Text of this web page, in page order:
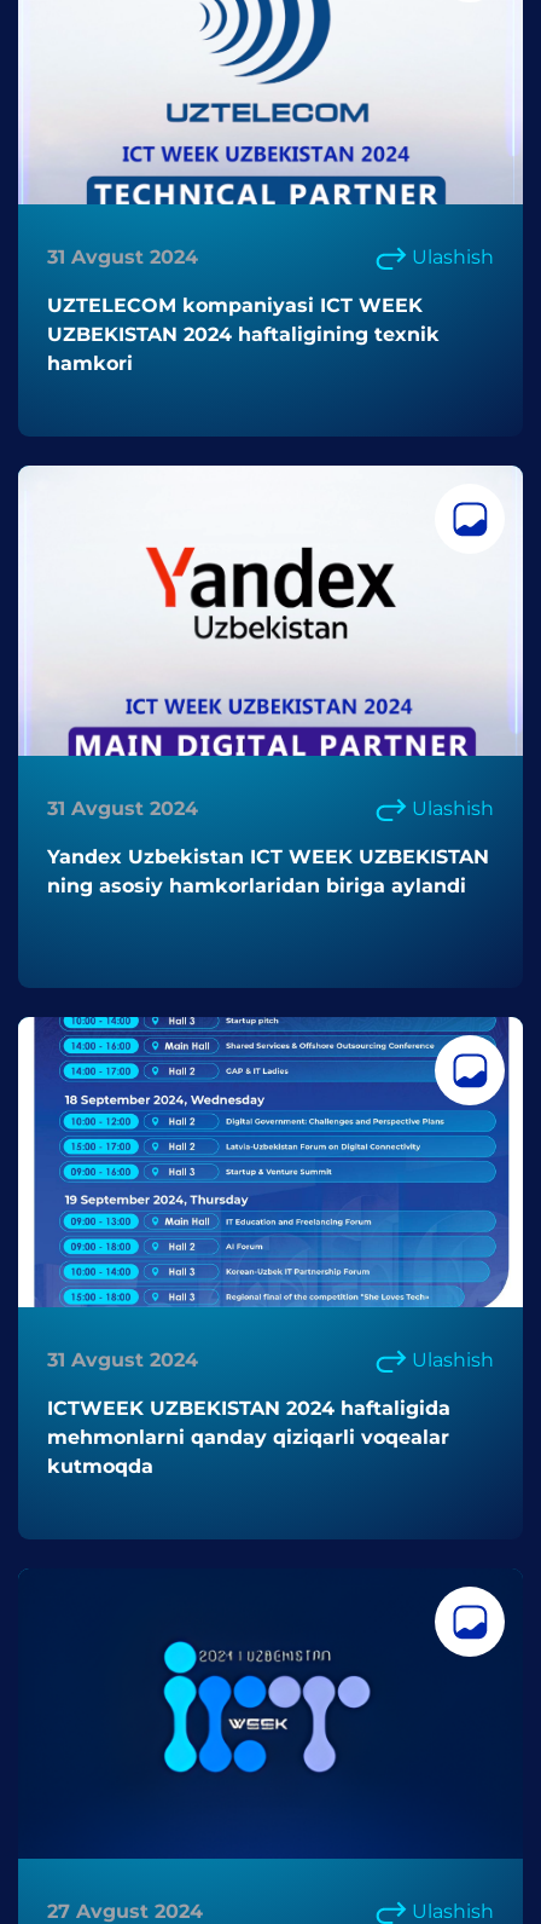
31 Avgust 2024 Ulashish
UZTELECOM kompaniyasi ICT WEEK
UZBEKISTAN 2024 haftaligining texnik
hamkori
31 Avgust 2024 Ulashish
Yandex Uzbekistan ICT WEEK UZBEKISTAN
ning asosiy hamkorlaridan biriga aylandi
31 Avgust 2024 Ulashish
ICTWEEK UZBEKISTAN 2024 haftaligida
mehmonlarni qanday qiziqarli voqealar
kutmoqda
27 Avgust 2024 Ulashish